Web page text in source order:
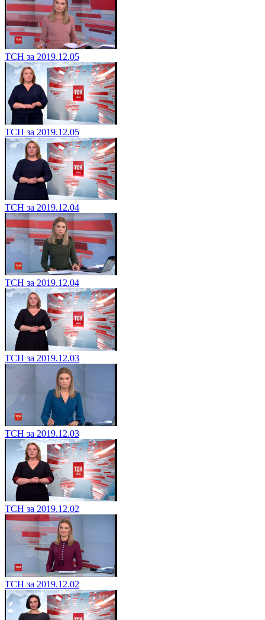
ТСН за 2019.12.05
ТСН за 2019.12.05
ТСН за 2019.12.04
ТСН за 2019.12.04
ТСН за 2019.12.03
ТСН за 2019.12.03
ТСН за 2019.12.02
ТСН за 2019.12.02